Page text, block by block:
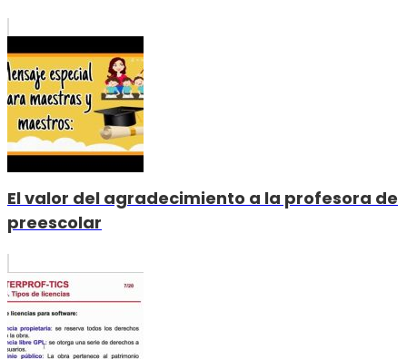
El valor del agradecimiento a la profesora de
preescolar